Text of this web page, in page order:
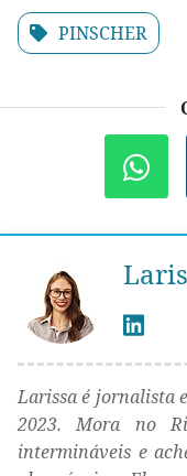
PINSCHER
Larissa é jornalista
2023. Mora no
intermináveis e